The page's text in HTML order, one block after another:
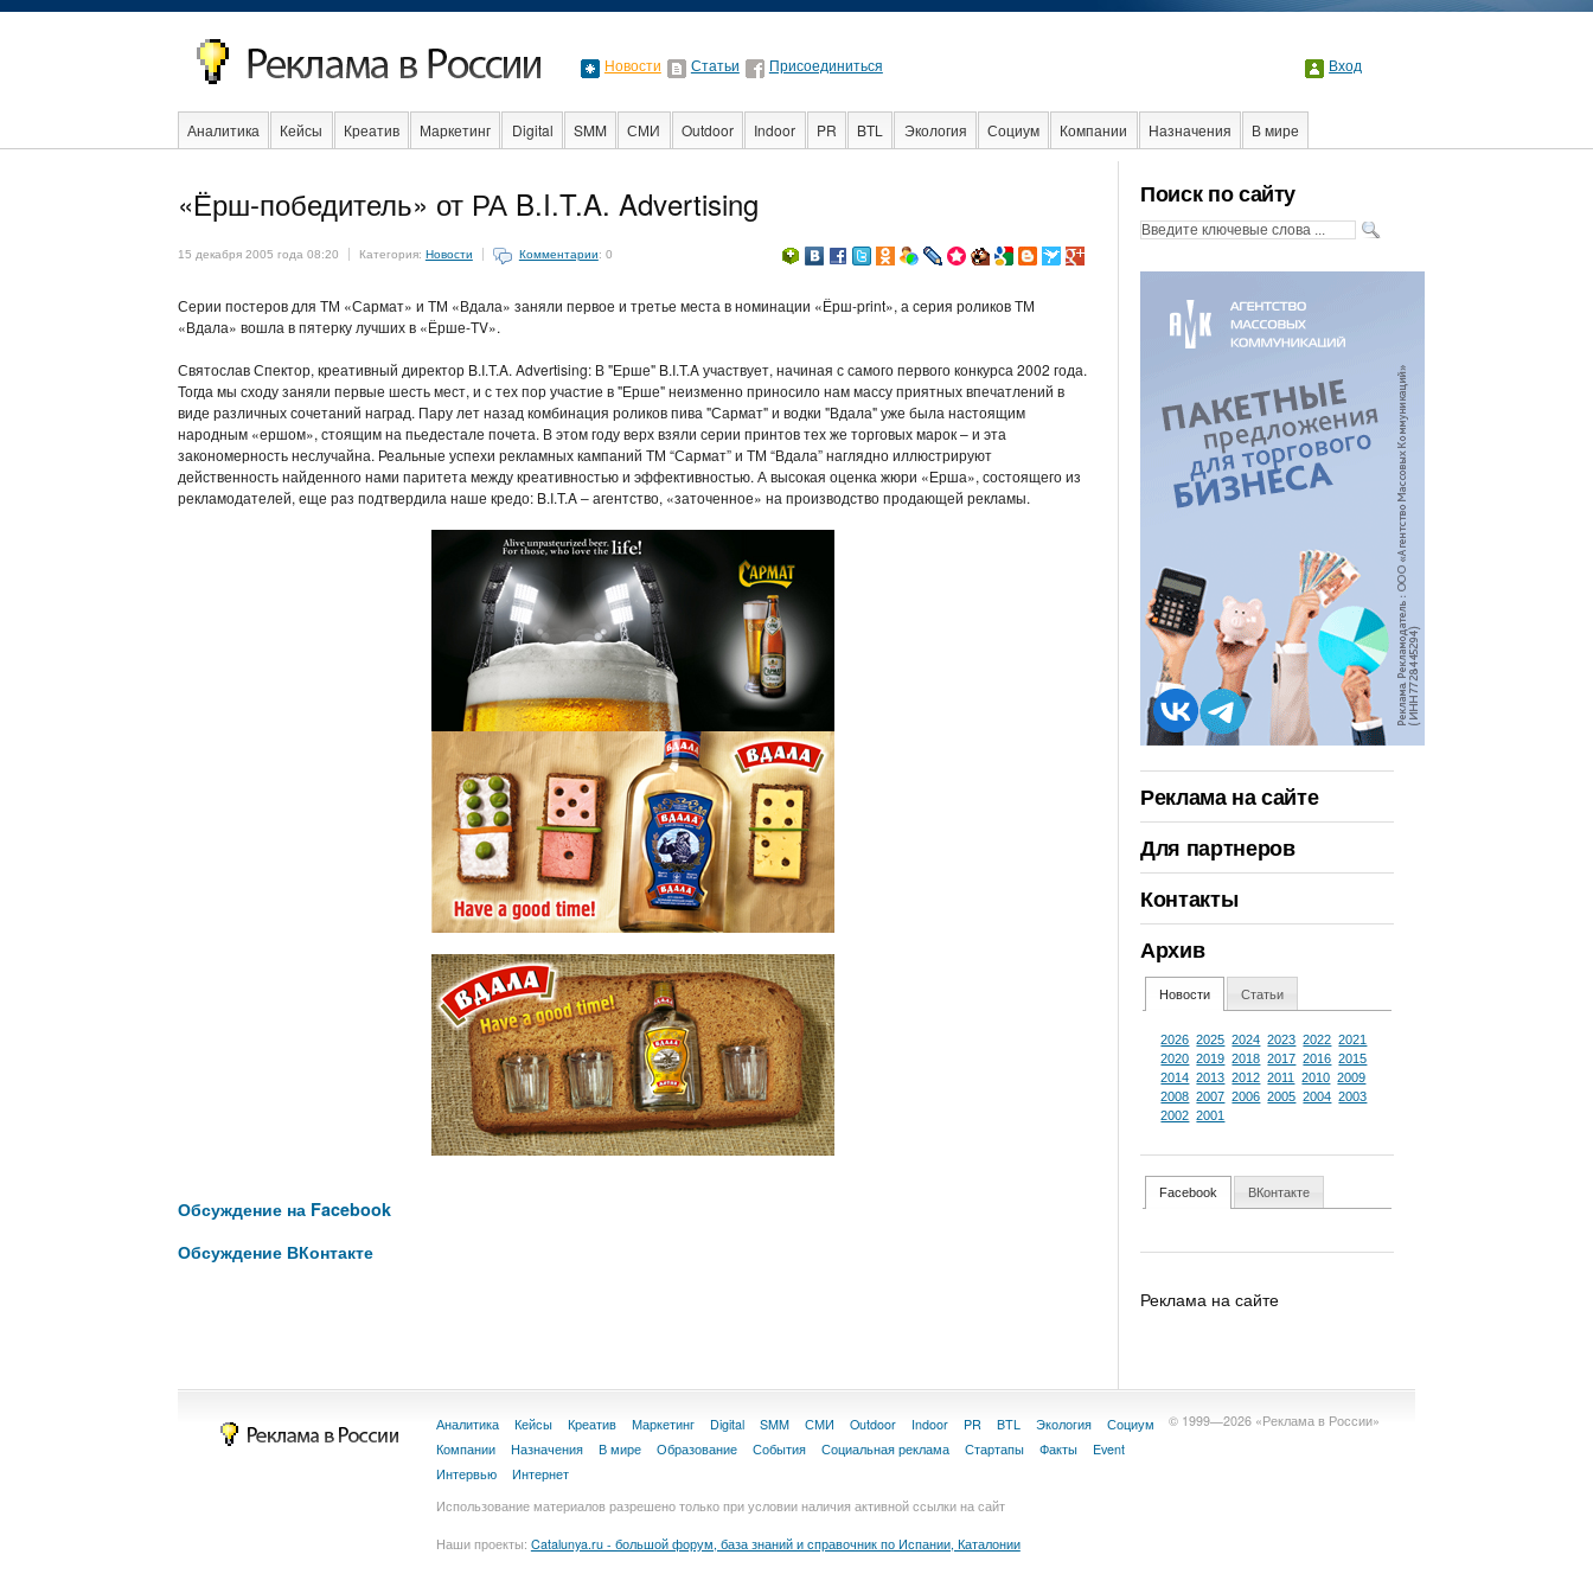
Новости Статьи Присоединиться Вход
Аналитика Кейсы Креатив Маркетинг Digital SMM СМИ Outdoor Indoor PR BTL Экология Социум Компании Назначения
В мире
Поиск по сайту
Реклама на сайте
Для партнеров
Контакты
Архив
Новости Статьи
2026 2025 2024 2023 2022 2021
2020 2019 2018 2017 2016 2015
2014 2013 2012 2011 2010 2009
2008 2007 2006 2005 2004 2003
2002 2001
Facebook ВКонтакте
Реклама на сайте
«Ёрш-победитель» от РА B.I.T.A. Advertising
15 декабря 2005 года 08:20 Категория: Новости Комментарии: 0
Серии постеров для ТМ «Сармат» и ТМ «Вдала» заняли первое и третье места в номинации «Ёрш-print», а серия роликов ТМ
«Вдала» вошла в пятерку лучших в «Ёрше-TV».
Святослав Спектор, креативный директор B.I.T.A. Advertising: В "Ерше" B.I.T.A участвует, начиная с самого первого конкурса 2002 года.
Тогда мы сходу заняли первые шесть мест, и с тех пор участие в "Ерше" неизменно приносило нам массу приятных впечатлений в
виде различных сочетаний наград. Пару лет назад комбинация роликов пива "Сармат" и водки "Вдала" уже была настоящим
народным «ершом», стоящим на пьедестале почета. В этом году верх взяли серии принтов тех же торговых марок – и эта
закономерность неслучайна. Реальные успехи рекламных кампаний ТМ “Сармат” и ТМ “Вдала” наглядно иллюстрируют
действенность найденного нами паритета между креативностью и эффективностью. А высокая оценка жюри «Ерша», состоящего из
рекламодателей, еще раз подтвердила наше кредо: B.I.T.A – агентство, «заточенное» на производство продающей рекламы.
Обсуждение на Facebook
Обсуждение ВКонтакте
© 1999—2026 «Реклама в России»
Аналитика Кейсы Креатив Маркетинг Digital SMM СМИ Outdoor Indoor PR BTL Экология
Социум
Компании
Назначения В мире Образование События Социальная реклама Стартапы Факты
Event
Интервью
Интернет
Использование материалов разрешено только при условии наличия активной ссылки на сайт
Наши проекты: Catalunya.ru - большой форум, база знаний и справочник по Испании, Каталонии